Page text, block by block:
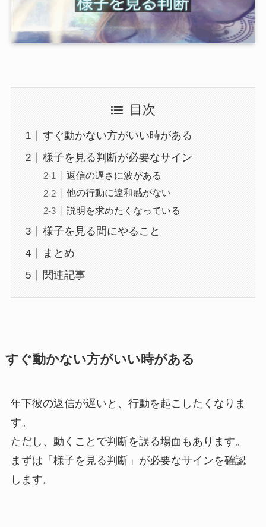
目次
すぐ動かない方がいい時がある
様子を見る判断が必要なサイン
返信の遅さに波がある
他の行動に違和感がない
説明を求めたくなっている
様子を見る間にやること
まとめ
関連記事
すぐ動かない方がいい時がある
年下彼の返信が遅いと、行動を起こしたくなりま
す。
ただし、動くことで判断を誤る場面もあります。
まずは「様子を見る判断」が必要なサインを確認
します。